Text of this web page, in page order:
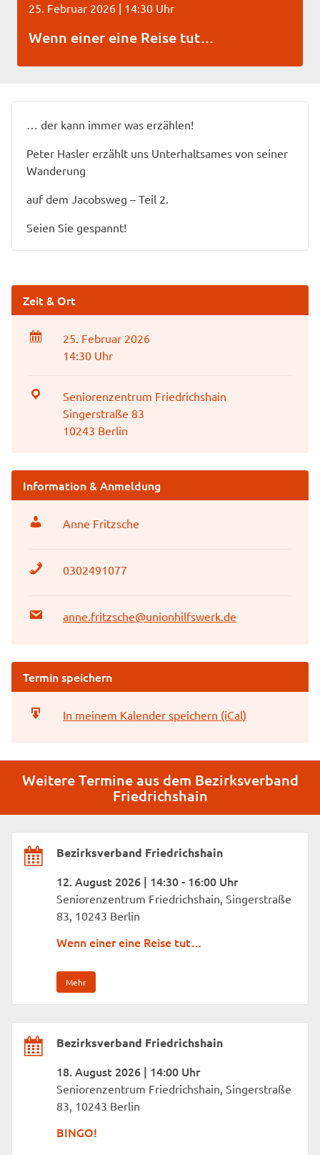
25. Februar 2026 | 14:30 Uhr
Wenn einer eine Reise tut…
… der kann immer was erzählen!
Peter Hasler erzählt uns Unterhaltsames von seiner
Wanderung
auf dem Jacobsweg – Teil 2.
Seien Sie gespannt!
Zeit & Ort
25. Februar 2026
14:30 Uhr
Seniorenzentrum Friedrichshain
Singerstraße 83
10243 Berlin
Information & Anmeldung
Anne Fritzsche
0302491077
anne.fritzsche@unionhilfswerk.de
Termin speichern
In meinem Kalender speichern (iCal)
Weitere Termine aus dem Bezirksverband
Friedrichshain
Bezirksverband Friedrichshain
12. August 2026 | 14:30 - 16:00 Uhr
Seniorenzentrum Friedrichshain, Singerstraße
83, 10243 Berlin
Wenn einer eine Reise tut…
Mehr
Bezirksverband Friedrichshain
18. August 2026 | 14:00 Uhr
Seniorenzentrum Friedrichshain, Singerstraße
83, 10243 Berlin
BINGO!